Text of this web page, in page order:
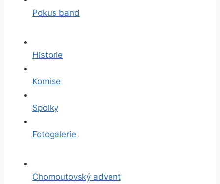
Pokus band
Historie
Komise
Spolky
Fotogalerie
Chomoutovský advent